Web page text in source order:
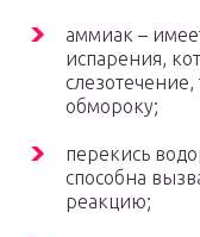
аммиак –
испарения,
обмороку;
перекись
способна
реакцию;